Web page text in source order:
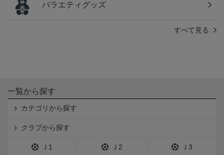
バラエティグッズ
すべて見る
一覧から探す
カテゴリから探す
クラブから探す
Ｊ1 Ｊ2 Ｊ3